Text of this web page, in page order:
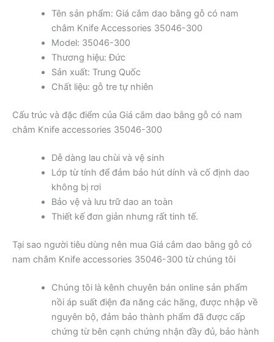
Tên sản phẩm: Giá cắm dao bằng gỗ có nam
châm Knife Accessories 35046-300
Model: 35046-300
Thương hiệu: Đức
Sản xuất: Trung Quốc
Chất liệu: gỗ tre tự nhiên
Cấu trúc và đặc điểm của Giá cắm dao bằng gỗ có nam
châm Knife accessories 35046-300
Dễ dàng lau chùi và vệ sinh
Lớp từ tính để đảm bảo hút dính và cố định dao
không bị rơi
Bảo vệ và lưu trữ dao an toàn
Thiết kế đơn giản nhưng rất tinh tế.
Tại sao người tiêu dùng nên mua Giá cắm dao bằng gỗ có
nam châm Knife accessories 35046-300 từ chúng tôi
Chúng tôi là kênh chuyên bán online sản phẩm
nồi áp suất điện đa năng các hãng, được nhập về
nguyên bộ, đảm bảo thành phẩm đã được cấp
chứng từ bên cạnh chứng nhận đầy đủ, bảo hành